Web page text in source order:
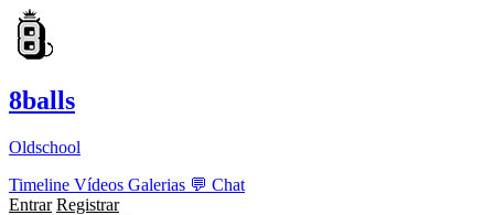
8balls
Oldschool
Timeline Vídeos Galerias 💬 Chat
Entrar Registrar